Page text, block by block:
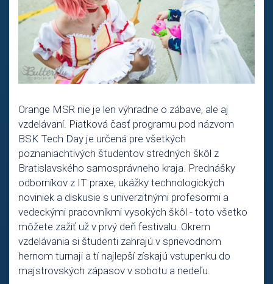
Orange MSR nie je len výhradne o zábave, ale aj
vzdelávaní. Piatková časť programu pod názvom
BSK Tech Day je určená pre všetkých
poznaniachtivých študentov stredných škôl z
Bratislavského samosprávneho kraja. Prednášky
odborníkov z IT praxe, ukážky technologických
noviniek a diskusie s univerzitnými profesormi a
vedeckými pracovníkmi vysokých škôl - toto všetko
môžete zažiť už v prvý deň festivalu. Okrem
vzdelávania si študenti zahrajú v sprievodnom
hernom turnaji a tí najlepší získajú vstupenku do
majstrovských zápasov v sobotu a nedeľu.